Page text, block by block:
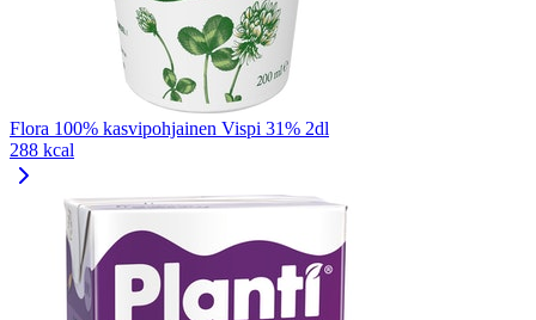
Flora 100% kasvipohjainen Vispi 31% 2dl
288 kcal